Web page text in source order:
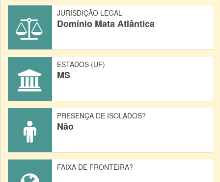
JURISDIÇÃO LEGAL
Domínio Mata Atlântica
ESTADOS (UF)
MS
PRESENÇA DE ISOLADOS?
Não
FAIXA DE FRONTEIRA?